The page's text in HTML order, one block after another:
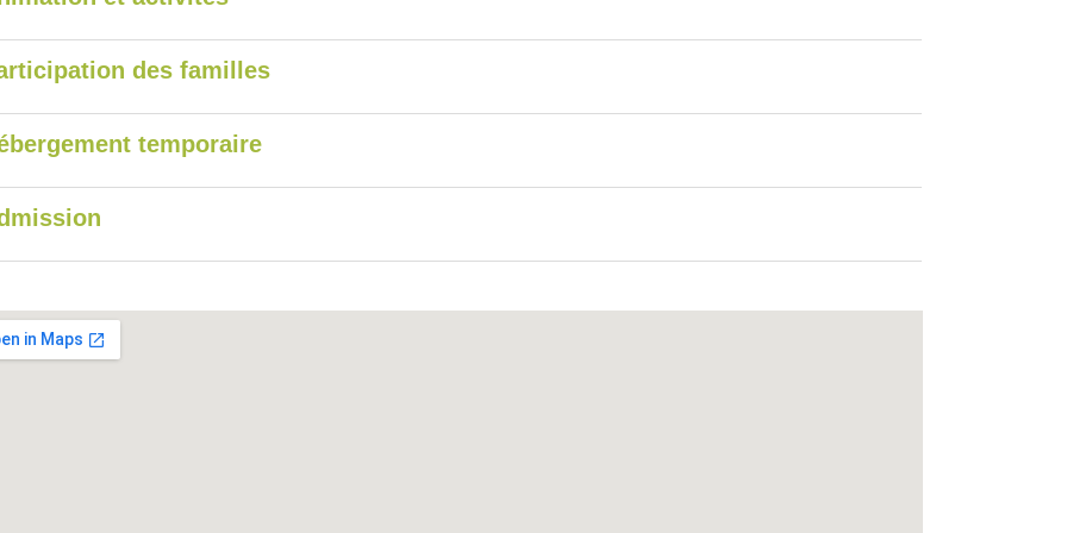
des familles
temporaire